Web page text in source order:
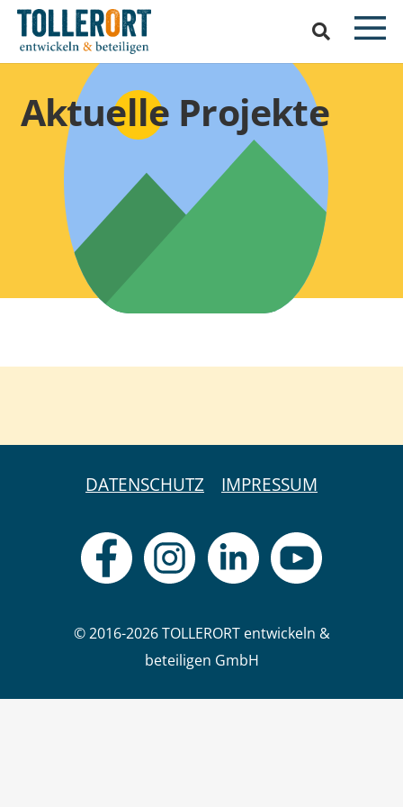
Aktuelle Projekte
DATENSCHUTZ IMPRESSUM
© 2016-2026 TOLLERORT entwickeln &
beteiligen GmbH